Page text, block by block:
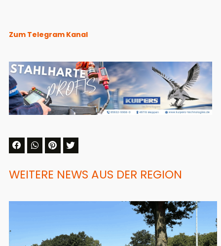
Zum Telegram Kanal
WEITERE NEWS AUS DER REGION